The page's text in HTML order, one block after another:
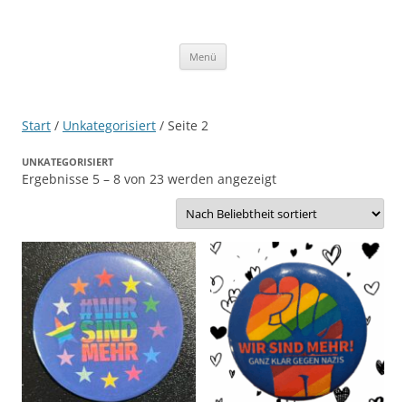
Menü
Start / Unkategorisiert / Seite 2
UNKATEGORISIERT
Ergebnisse 5 – 8 von 23 werden angezeigtNach
sortiert